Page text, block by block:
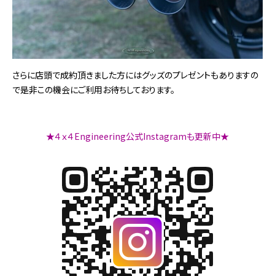
さらに店頭で成約頂きました方にはグッズのプレゼントもありますの
で是非この機会にご利用お待ちしております。
★４ｘ４Engineering公式Instagramも更新中★